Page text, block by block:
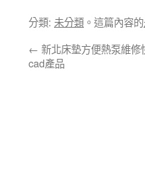
分類: 未分類 。這篇內容的
← 新北床墊方便熱泵維
cad產品